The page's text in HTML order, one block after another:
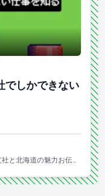
でしかできない
と北海道の魅力お伝え